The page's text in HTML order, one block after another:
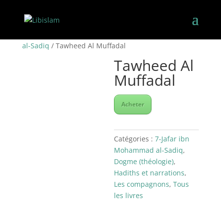
al-Sadiq / Tawheed Al Muffadal
Tawheed Al
Muffadal
Acheter
Catégories :7-Jafar ibn
Mohammad al-Sadiq,
Dogme (théologie),
Hadiths et narrations,
Les compagnons,Tous
les livres